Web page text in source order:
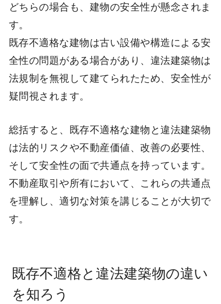
どちらの場合も、建物の安全性が懸念されま
す。
既存不適格な建物は古い設備や構造による安
全性の問題がある場合があり、違法建築物は
法規制を無視して建てられたため、安全性が
疑問視されます。
総括すると、既存不適格な建物と違法建築物
は法的リスクや不動産価値、改善の必要性、
そして安全性の面で共通点を持っています。
不動産取引や所有において、これらの共通点
を理解し、適切な対策を講じることが大切で
す。
既存不適格と違法建築物の違い
を知ろう